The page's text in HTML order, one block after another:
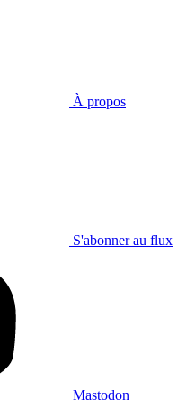
À propos
S'abonner au flux
Mastodon